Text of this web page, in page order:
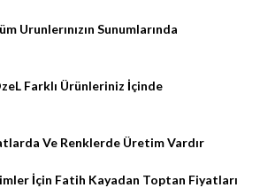
Urunlerınızın Sunumlarında
Farklı Ürünleriniz İçinde
Ve Renklerde Üretim Vardır
İçin Fatih Kayadan Toptan Fiyatları